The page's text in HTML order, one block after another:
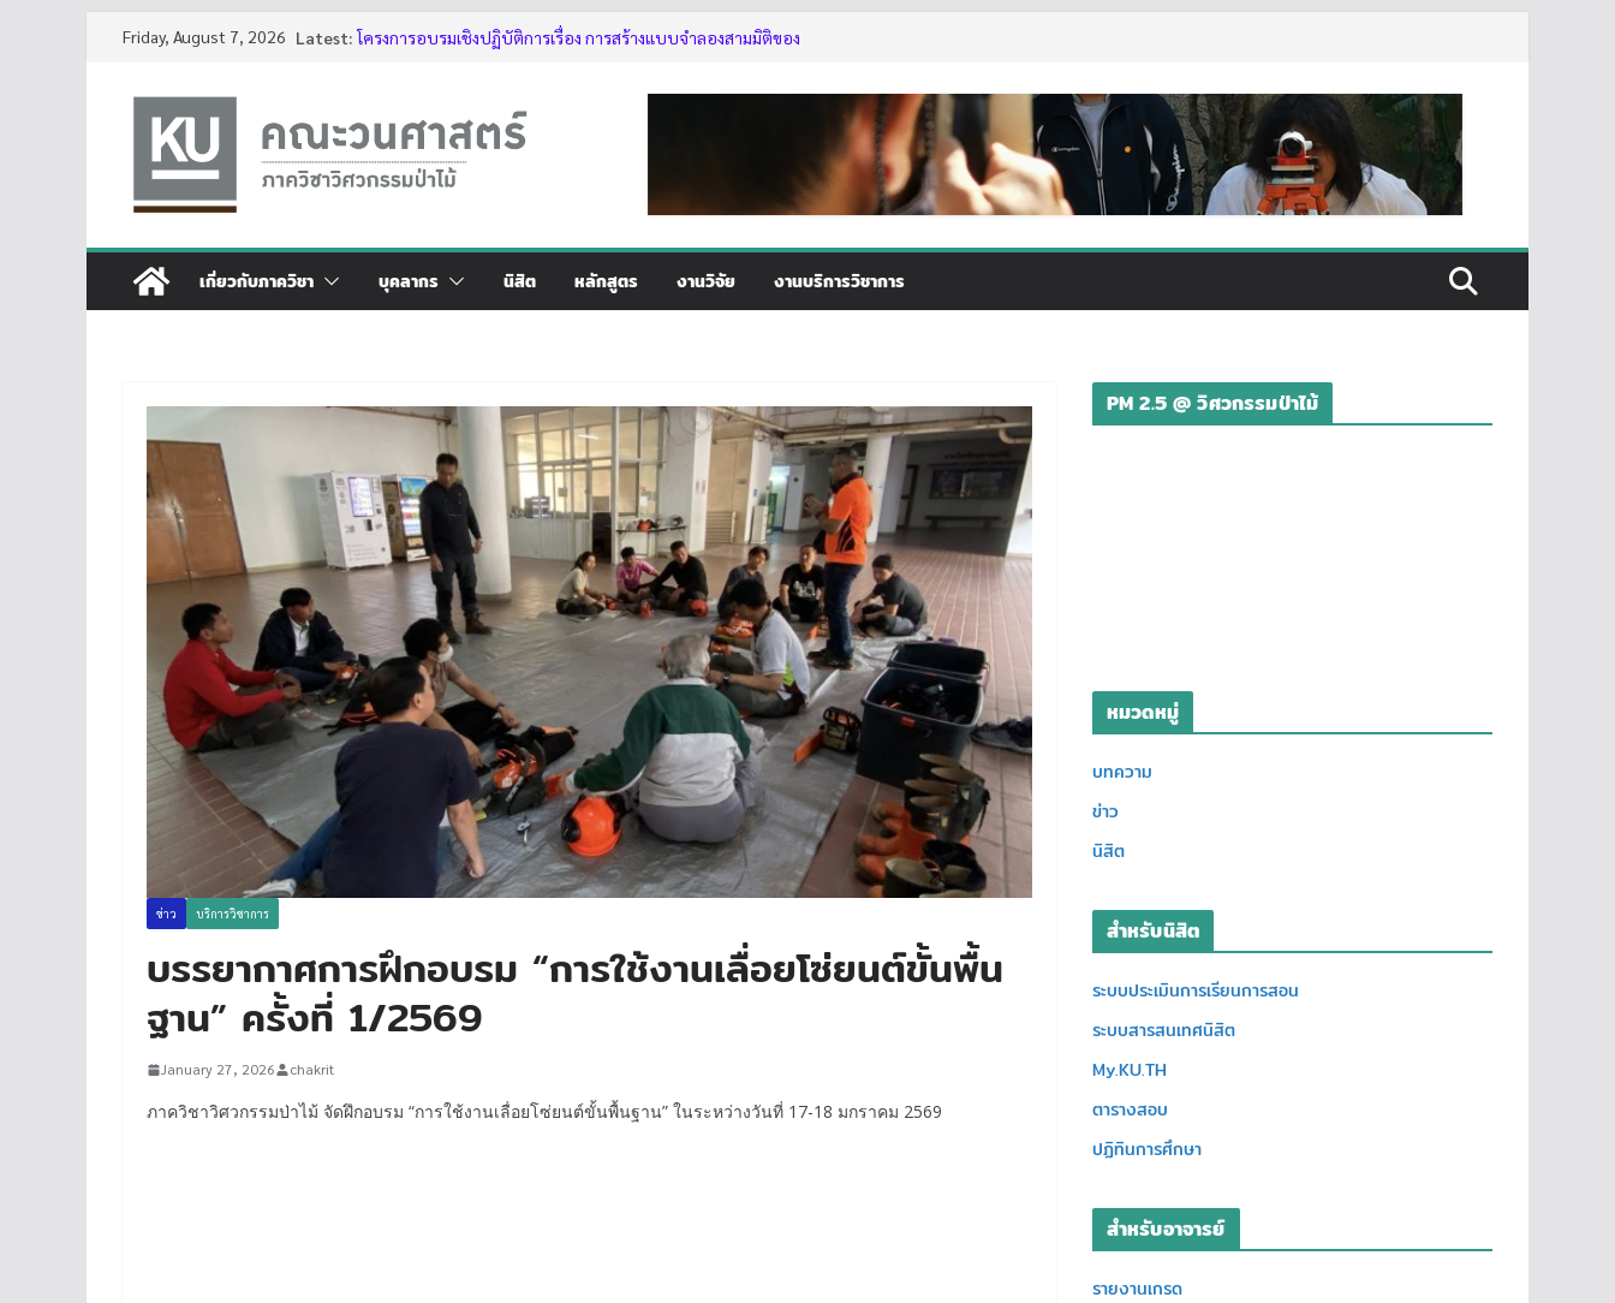
content
Friday, August 7, 2026 Latest: โครงการอบรมเชิงปฏิบัติการเรื่อง การสร้างแบบจำลองสามมิติของ
กิจกรรมนิสิต ปีการศึกษา 2569
ทุนสนับสนุนโครงงานนิสิตผ่านอาจารย์ที่ปรึกษา
บรรยากาศการอบรมเชิงปฏิบัติการเรื่อง การสร้างแบบจำลองสามมิติ
เกี่ยวกับภาควิชา บุคลากร นิสิต หลักสูตร งานวิจัย งานบริการวิชาการ
ข่าว บริการวิชาการ
บรรยากาศการฝึกอบรม “การใช้งานเลื่อยโซ่ยนต์ขั้นพื้น
ฐาน” ครั้งที่ 1/2569
January 27, 2026 chakrit
ภาควิชาวิศวกรรมป่าไม้ จัดฝึกอบรม “การใช้งานเลื่อยโซ่ยนต์ขั้นพื้นฐาน” ในระหว่างวันที่ 17-18 มกราคม 2569
PM 2.5 @ วิศวกรรมป่าไม้
หมวดหมู่
บทความ
ข่าว
นิสิต
สำหรับนิสิต
ระบบประเมินการเรียนการสอน
ระบบสารสนเทศนิสิต
My.KU.TH
ตารางสอบ
ปฏิทินการศึกษา
สำหรับอาจารย์
รายงานเกรด